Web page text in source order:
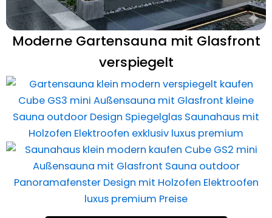
Moderne Gartensauna mit Glasfront
verspiegelt